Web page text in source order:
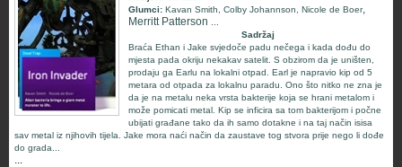
Glumci: Kavan Smith Colby Johannson Nicole de Boer,
Merritt Patterson
Sadržaj
Braća Ethan i Jake svjedoče padu nečega i kada dođu do
mjesta pada okriju nekakav satelit. S obzirom da je uništen,
prodaju ga Earlu na lokalni otpad. Earl je napravio kip od 5
metara od otpada za lokalnu paradu. Ono što nitko ne zna je
da je na metalu neka vrsta bakterije koja se hrani metalom i
može pomicati metal. Kip se inficira sa tom bakterijom i počne
ubijati građane tako da ih samo dotakne i na taj način isisa
sav metal iz njihovih tijela. Jake mora naći način da zaustave tog stvora prije nego li dođe
do grada...
...